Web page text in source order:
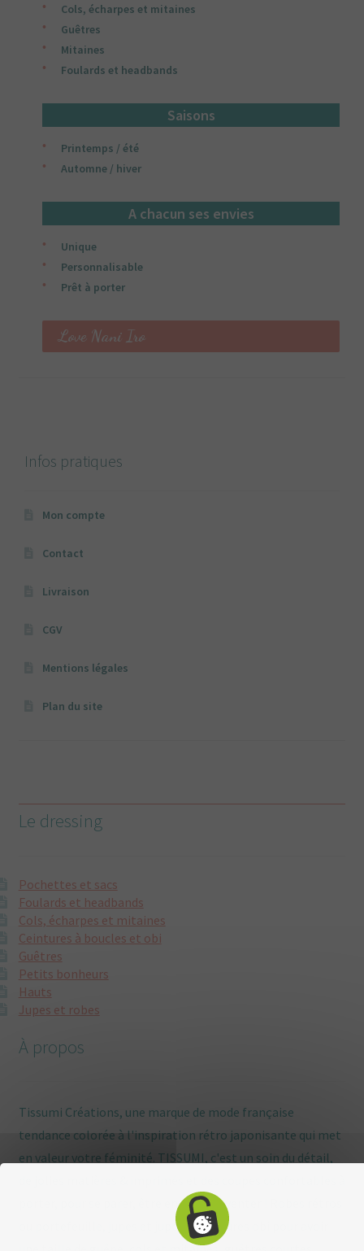
Cols, écharpes et mitaines
Guêtres
Mitaines
Foulards et headbands
Saisons
Printemps / été
Automne / hiver
A chacun ses envies
Unique
Personnalisable
Prêt à porter
Love Nani Iro
Infos pratiques
Mon compte
Contact
Livraison
CGV
Mentions légales
Plan du site
Le dressing
Pochettes et sacs
Foulards et headbands
Cols, écharpes et mitaines
Ceintures à boucles et obi
Guêtres
Petits bonheurs
Hauts
Jupes et robes
À propos
Tissumi Créations, une marque de mode française
tendance colorée à l'inspiration rétro japonisante qui met
en valeur votre féminité. TISSUMI, c'est un soin du détail,
porter, pour se parer, être enviée, s'inventer ! Robes rétros
ou portefeuille, jupes et jupons, ceintures obi pour avoir